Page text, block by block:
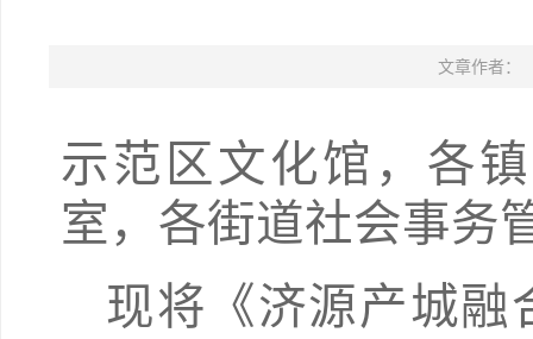
文章作者：
示范区文化馆，各
室，各街道社会事务
现将《济源产城融